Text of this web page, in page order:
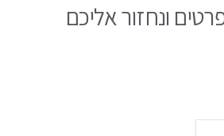
ונחזור אליכם